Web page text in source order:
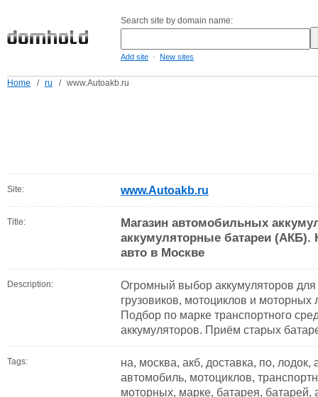
Search site by domain name:
Add site - New sites
Home / ru / www.Autoakb.ru
Site: www.Autoakb.ru
Title:
Магазин автомобильных
аккумуляторные батареи (АКБ).
авто в Москве
Description:
Огромный выбор аккумуляторов
грузовиков, мотоциклов и
Подбор по марке транспортного
аккумуляторов. Приём старых
Tags:
на, москва, акб, доставка, по, лодок,
автомобиль, мотоциклов,
моторных, марке, батарея, батарей,